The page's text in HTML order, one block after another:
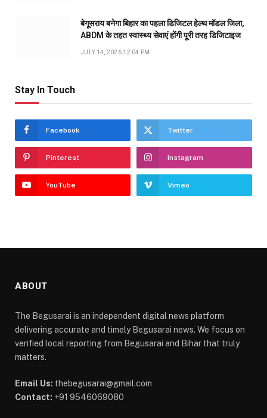
बेगूसराय बनेगा बिहार का पहला डिजिटल हेल्थ मॉडल जिला,
ABDM के तहत स्वास्थ्य सेवाएं होंगी पूरी तरह डिजिटाइज
JULY 14, 2026 12:04 PM
Stay In Touch
Facebook Twitter
Pinterest Instagram
YouTube Vimeo
ABOUT
The Begusarai is an independent digital news platform
delivering accurate and timely Begusarai news. We focus on
verified local reporting from Begusarai and Bihar that truly
matters.
Email Us: thebegusarai@gmail.com
Contact: +91 9546069080